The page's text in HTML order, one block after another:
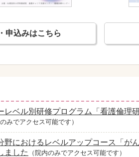
申込みはこちら
レベル別研修プログラム「看護倫理
のみでアクセス可能です）
野におけるレベルアップコース「が
ました
（院内のみでアクセス可能です）